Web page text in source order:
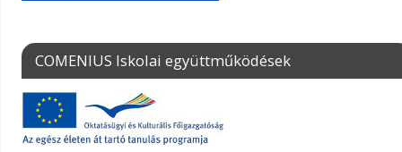
COMENIUS Iskolai együttműködések